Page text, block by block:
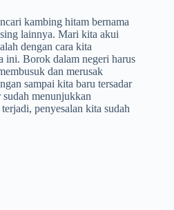
kambing hitam bernama
lainnya. Mari kita akui
dengan cara kita
ini. Borok dalam negeri harus
dan merusak
sampai kita baru tersadar
menunjukkan
penyesalan kita sudah